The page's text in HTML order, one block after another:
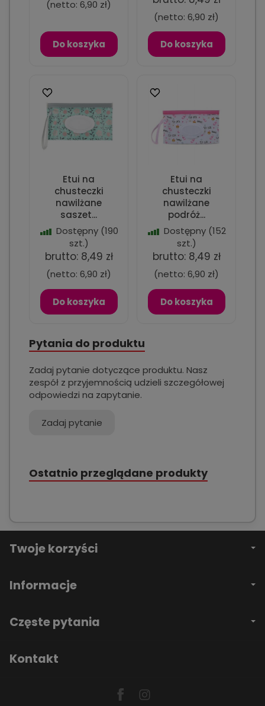
(netto: 6,90 zł)
Do koszyka
(netto: 6,90 zł)
Do koszyka
Etui na
chusteczki
nawilżane
saszet...
Dostępny (190
szt.)
brutto: 8,49 zł
(netto: 6,90 zł)
Do koszyka
Etui na
chusteczki
nawilżane
podróż...
Dostępny (152
szt.)
brutto: 8,49 zł
(netto: 6,90 zł)
Do koszyka
Pytania do produktu
Zadaj pytanie dotyczące produktu. Nasz
zespół z przyjemnością udzieli szczegółowej
odpowiedzi na zapytanie.
Zadaj pytanie
Ostatnio przeglądane produkty
Twoje korzyści
Informacje
Częste pytania
Kontakt